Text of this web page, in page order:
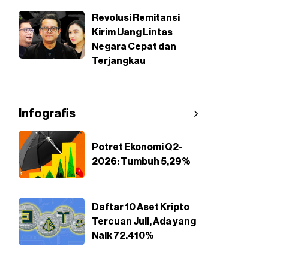
Revolusi Remitansi
Kirim Uang Lintas
Negara Cepat dan
Terjangkau
Infografis
Potret Ekonomi Q2-
2026: Tumbuh 5,29%
Daftar 10 Aset Kripto
Tercuan Juli, Ada yang
Naik 72.410%